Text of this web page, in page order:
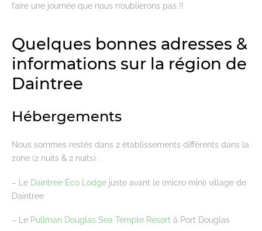
faire une journée que nous n’oublierons pas !!
Quelques bonnes adresses &
informations sur la région de
Daintree
Hébergements
Nous sommes restés dans 2 établissements différents dans la
zone (2 nuits & 2 nuits) :
– Le Daintree Eco Lodge juste avant le (micro mini) village de
Daintree
– Le Pullman Douglas Sea Temple Resort à Port Douglas